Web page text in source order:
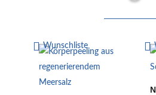
Wunschliste